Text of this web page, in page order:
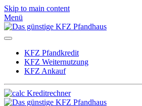
Skip to main content
Menü
KFZ Pfandkredit
KFZ Weiternutzung
KFZ Ankauf
Kreditrechner